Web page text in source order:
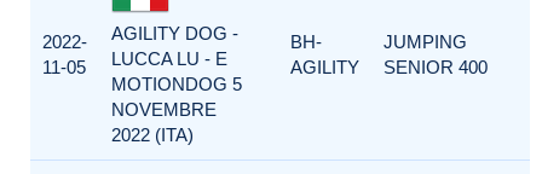
2022-
11-05
AGILITY DOG -
LUCCA LU - E
MOTIONDOG 5
NOVEMBRE
2022 (ITA)
BH-
AGILITY
JUMPING
SENIOR 400